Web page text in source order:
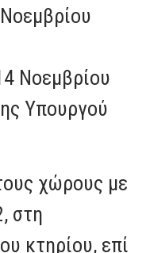
Νοεμβρίου
Υπουργού
χώρους με
στη
κτηρίου, επί